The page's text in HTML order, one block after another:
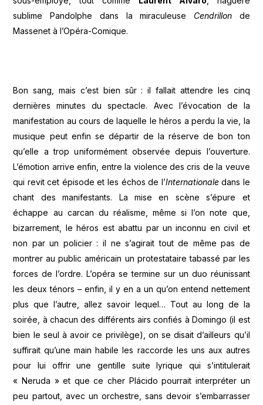
sublime Pandolphe dans la miraculeuse Cendrillonde
Massenet à l’Opéra-Comique.
Bon sang, mais c’est bien sûr : il fallait attendre les cinq
dernières minutes du spectacle. Avec l’évocation de la
manifestation au cours de laquelle le héros a perdu la vie, la
musique peut enfin se départir de la réserve de bon ton
qu’elle a trop uniformément observée depuis l’ouverture.
L’émotion arrive enfin, entre la violence des cris de la veuve
qui revit cet épisode et les échos de l’Internationaledans le
chant des manifestants. La mise en scène s’épure et
échappe au carcan du réalisme, même si l’on note que,
bizarrement, le héros est abattu par un inconnu en civil et
non par un policier : il ne s’agirait tout de même pas de
montrer au public américain un protestataire tabassé par les
forces de l’ordre. L’opéra se termine sur un duo réunissant
les deux ténors – enfin, il y en a un qu’on entend nettement
plus que l’autre, allez savoir lequel… Tout au long de la
soirée, à chacun des différents airs confiés à Domingo (il est
bien le seul à avoir ce privilège), on se disait d’ailleurs qu’il
suffirait qu’une main habile les raccorde les uns aux autres
pour lui offrir une gentille suite lyrique qui s’intitulerait
« Neruda » et que ce cher Plácido pourrait interpréter un
peu partout, avec un orchestre, sans devoir s’embarrasser